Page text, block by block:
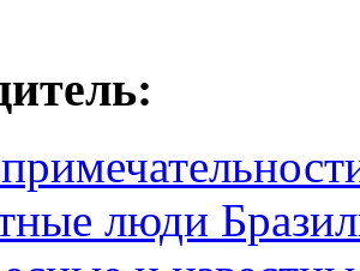
люди